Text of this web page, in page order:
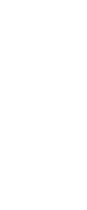
пройдет